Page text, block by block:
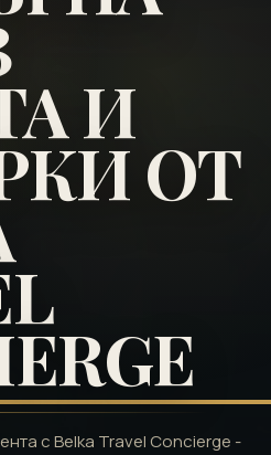
И
ОТ
с Belka Travel Concierge -